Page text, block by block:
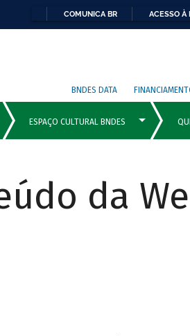
COMUNICA BR ACESSO À
BNDES DATA
da